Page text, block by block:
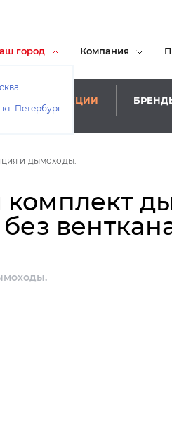
город
Петербург
Компания
АКЦИИ
и дымоходы.